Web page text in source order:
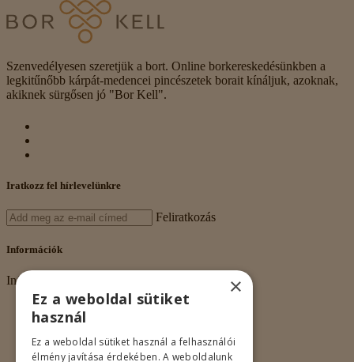
Szenvedélyesen szeretjük a bort. Online borkereskedésünkben a
legkitűnőbb kárpát-medencei pincészetek borait kínáljuk, azoknak,
akiknek sürgősen jó "Bor Kell".
Iratkozz fel hírlevelünkre
Feliratkozás
Információk
Információk
Rólunk
Adatkezelés
Vásárlási feltételek
Nagykereskedelem
×
Ez a weboldal sütiket
használ
Ez a weboldal sütiket használ a felhasználói
élmény javítása érdekében. A weboldalunk